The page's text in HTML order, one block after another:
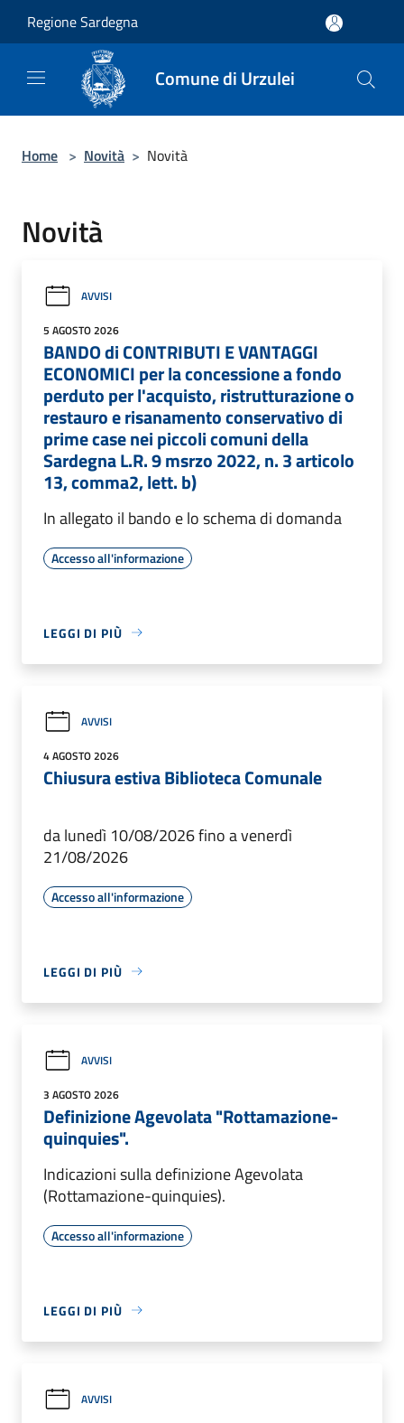
Regione Sardegna
Comune di Urzulei
Home > Novità > Novità
Novità
AVVISI
5 AGOSTO 2026
BANDO di CONTRIBUTI E VANTAGGI
ECONOMICI per la concessione a fondo
perduto per l'acquisto, ristrutturazione o
restauro e risanamento conservativo di
prime case nei piccoli comuni della
Sardegna L.R. 9 msrzo 2022, n. 3 articolo
13, comma2, lett. b)
In allegato il bando e lo schema di domanda
Accesso all'informazione
LEGGI DI PIÙ
AVVISI
4 AGOSTO 2026
Chiusura estiva Biblioteca Comunale
da lunedì 10/08/2026 fino a venerdì
21/08/2026
Accesso all'informazione
LEGGI DI PIÙ
AVVISI
3 AGOSTO 2026
Definizione Agevolata "Rottamazione-
quinquies".
Indicazioni sulla definizione Agevolata
(Rottamazione-quinquies).
Accesso all'informazione
LEGGI DI PIÙ
AVVISI